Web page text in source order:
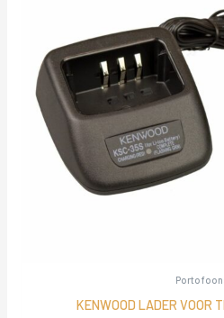
KENWOOD LADER VOOR